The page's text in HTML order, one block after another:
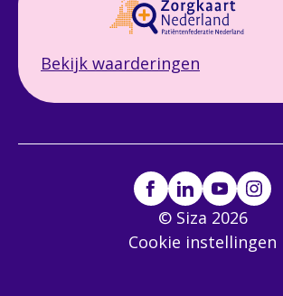
Bekijk waarderingen
© Siza 2026
Cookie instellingen